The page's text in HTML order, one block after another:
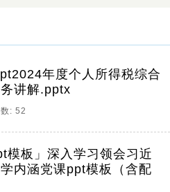
年度个人所得税综合
讲解.pptx
: 52
模板」深入学习领会习近
内涵党课ppt模板（含配